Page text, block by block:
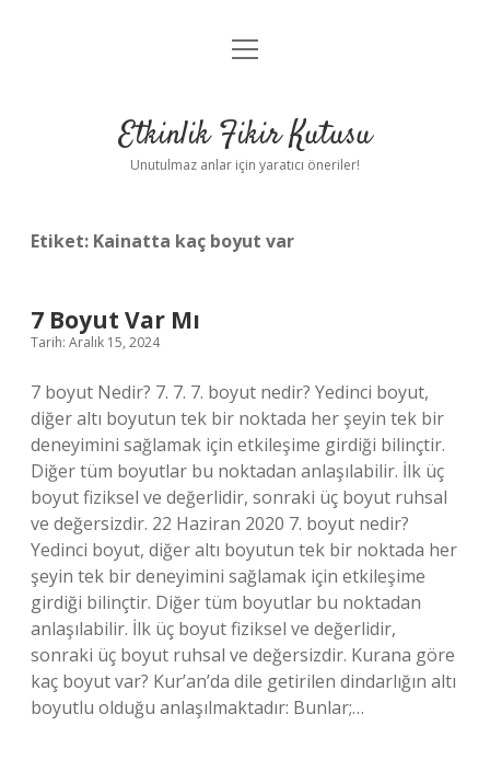
Anasayfa
Yasal Uyarı
menüyü
Etkinlik Fikir Kutusu
Unutulmaz anlar için yaratıcı öneriler!
Etiket: Kainatta kaç boyut var
7 Boyut Var Mı
Tarih: Aralık 15, 2024
7 boyut Nedir? 7. 7. 7. boyut nedir? Yedinci boyut,
diğer altı boyutun tek bir noktada her şeyin tek bir
deneyimini sağlamak için etkileşime girdiği bilinçtir.
Diğer tüm boyutlar bu noktadan anlaşılabilir. İlk üç
boyut fiziksel ve değerlidir, sonraki üç boyut ruhsal
ve değersizdir. 22 Haziran 2020 7. boyut nedir?
Yedinci boyut, diğer altı boyutun tek bir noktada her
şeyin tek bir deneyimini sağlamak için etkileşime
girdiği bilinçtir. Diğer tüm boyutlar bu noktadan
anlaşılabilir. İlk üç boyut fiziksel ve değerlidir,
sonraki üç boyut ruhsal ve değersizdir. Kurana göre
kaç boyut var? Kur’an’da dile getirilen dindarlığın altı
boyutlu olduğu anlaşılmaktadır: Bunlar;…